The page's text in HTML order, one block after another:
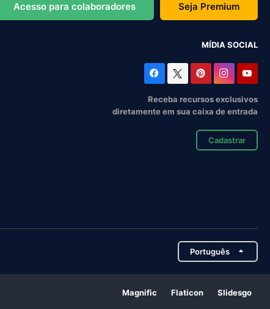
Acesso para colaboradores Seja Premium
MÍDIA SOCIAL
Receba recursos exclusivos
diretamente em sua caixa de entrada
Cadastrar
Português
Magnific Flaticon Slidesgo